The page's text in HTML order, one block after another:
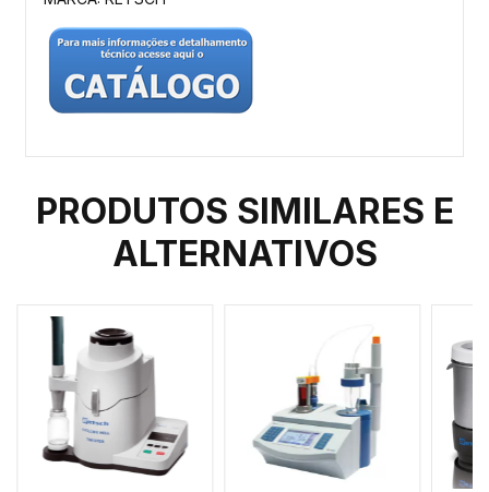
PRODUTOS SIMILARES E
ALTERNATIVOS